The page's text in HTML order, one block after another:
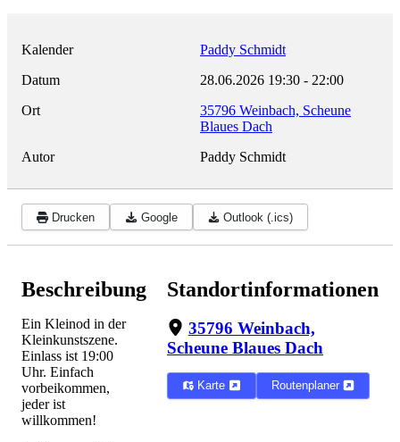
Kalender
Paddy Schmidt
Datum
28.06.2026 19:30 - 22:00
Ort
35796 Weinbach, Scheune
Blaues Dach
Autor
Paddy Schmidt
Drucken Google Outlook (.ics)
Beschreibung
Ein Kleinod in der
Kleinkunstszene.
Einlass ist 19:00
Uhr. Einfach
vorbeikommen,
jeder ist
willkommen!
Standortinformationen
35796 Weinbach,
Scheune Blaues Dach
Karte Routenplaner